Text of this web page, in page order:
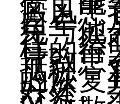
癜风患
自卑，
免与他
往。然
样的行
导致患
孤独，
的恢复
好处。